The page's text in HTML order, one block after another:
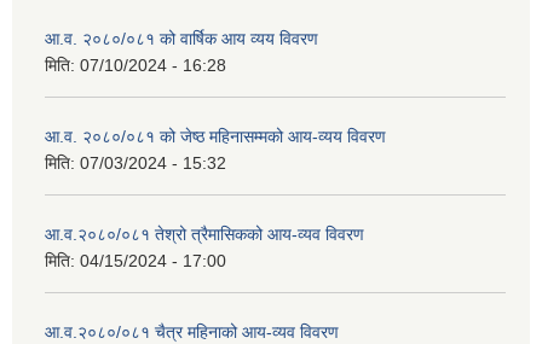
आ.व. २०८०/०८१ को वार्षिक आय व्यय विवरण
मिति: 07/10/2024 - 16:28
आ.व. २०८०/०८१ को जेष्ठ महिनासम्मको आय-व्यय विवरण
मिति: 07/03/2024 - 15:32
आ.व.२०८०/०८१ तेश्रो त्रैमासिकको आय-व्यव विवरण
मिति: 04/15/2024 - 17:00
आ.व.२०८०/०८१ चैत्र महिनाको आय-व्यव विवरण